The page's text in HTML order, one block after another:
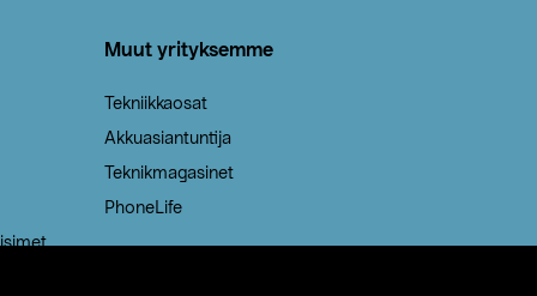
Muut yrityksemme
Tekniikkaosat
Akkuasiantuntija
Teknikmagasinet
PhoneLife